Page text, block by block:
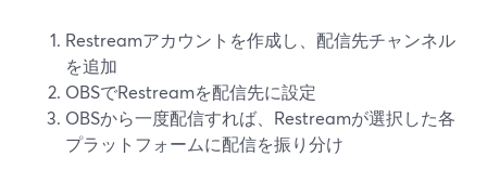
Restreamアカウントを作成し、配信先チャンネル
を追加
OBSでRestreamを配信先に設定
OBSから一度配信すれば、Restreamが選択した各
プラットフォームに配信を振り分け